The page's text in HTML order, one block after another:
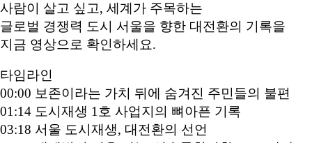
사람이 살고 싶고, 세계가 주목하는
글로벌 경쟁력 도시 서울을 향한 대전환의 기록을
지금 영상으로 확인하세요.
타임라인
00:00 보존이라는 가치 뒤에 숨겨진 주민들의 불편
01:14 도시재생 1호 사업지의 뼈아픈 기록
03:18 서울 도시재생, 대전환의 선언